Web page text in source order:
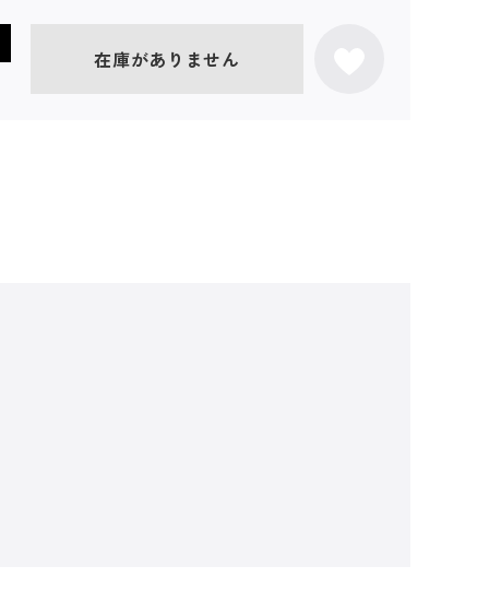
在庫がありません